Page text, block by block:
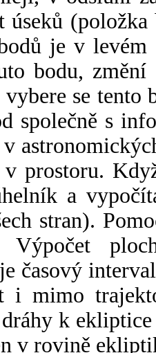
úseků
je v
bodu,
se tento
společně s
prostoru.
a
stran).
Výpočet
časový
i mimo
k
v rovině